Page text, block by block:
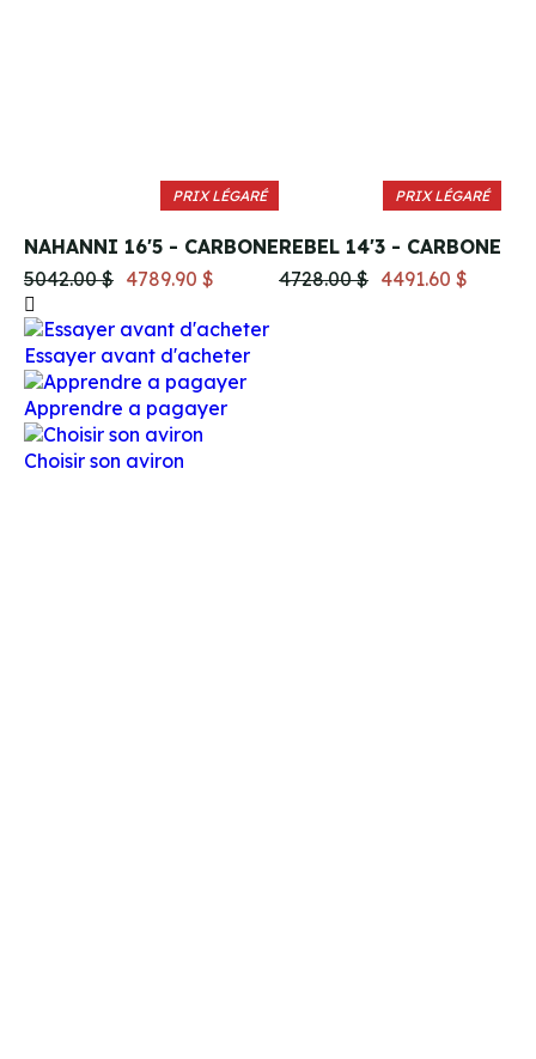
PRIX LÉGARÉ
NAHANNI 16'5 - CARBONE
5042.00 $ 4789.90 $
PRIX LÉGARÉ
REBEL 14'3 - CARBONE
4728.00 $ 4491.60 $
Essayer avant d'acheter
Apprendre a pagayer
Choisir son aviron